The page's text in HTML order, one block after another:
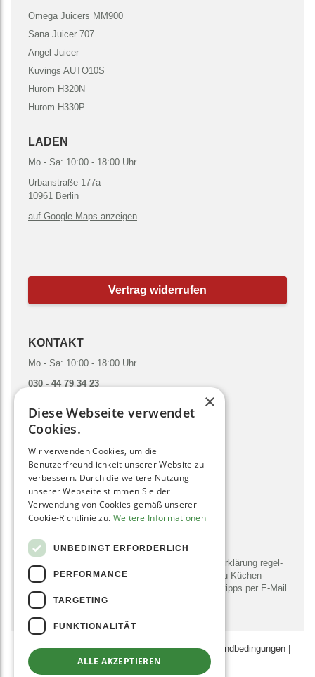
Omega Juicers MM900
Sana Juicer 707
Angel Juicer
Kuvings AUTO10S
Hurom H320N
Hurom H330P
LADEN
Mo - Sa: 10:00 - 18:00 Uhr
Urbanstraße 177a
10961 Berlin
auf Google Maps anzeigen
Vertrag widerrufen
KONTAKT
Mo - Sa: 10:00 - 18:00 Uhr
030 - 44 79 34 23
zum Kontaktformular
SOCIAL MEDIA
NEWSLETTER
Bitte sendet mir entsprechend der Daten­schutz­erklärung regel­
mäßig und jederzeit wider­ruflich Infor­mationen zu Küchen­
geräten, -utensilien, Rezepten und Zu­bereitungs­tipps per E-Mail
AGB|Datenschutz­erklärung|Zahlungs- & Versand­bedingungen|
Impressum
×
Diese Webseite verwendet
Cookies.
Wir verwenden Cookies, um die
Benutzerfreundlichkeit unserer Website zu
verbessern. Durch die weitere Nutzung
unserer Webseite stimmen Sie der
Verwendung von Cookies gemäß unserer
Cookie-Richtlinie zu. Weitere Informationen
UNBEDINGT ERFORDERLICH
PERFORMANCE
TARGETING
FUNKTIONALITÄT
ALLE AKZEPTIEREN